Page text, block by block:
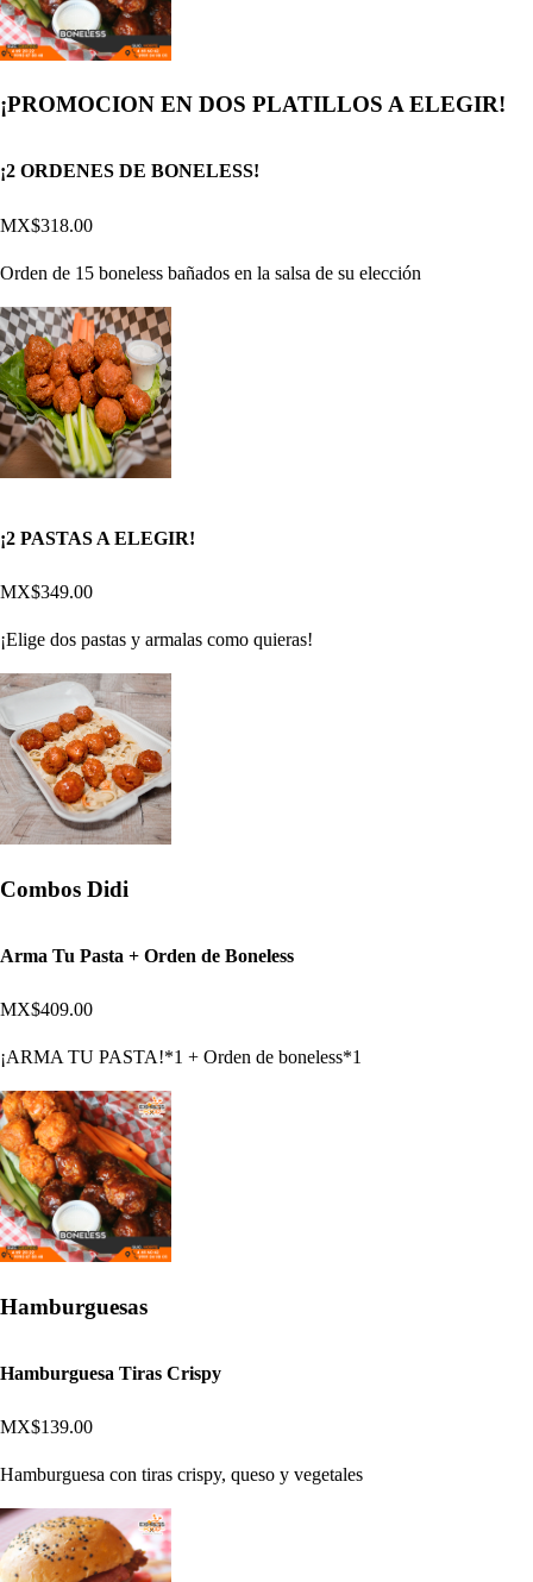
¡PROMOCION EN DOS PLATILLOS A ELEGIR!
¡2 ORDENES DE BONELESS!
MX$318.00
Orden de 15 boneless bañados en la salsa de su elección
¡2 PASTAS A ELEGIR!
MX$349.00
¡Elige dos pastas y armalas como quieras!
Combos Didi
Arma Tu Pasta + Orden de Boneless
MX$409.00
¡ARMA TU PASTA!*1 + Orden de boneless*1
Hamburguesas
Hamburguesa Tiras Crispy
MX$139.00
Hamburguesa con tiras crispy, queso y vegetales